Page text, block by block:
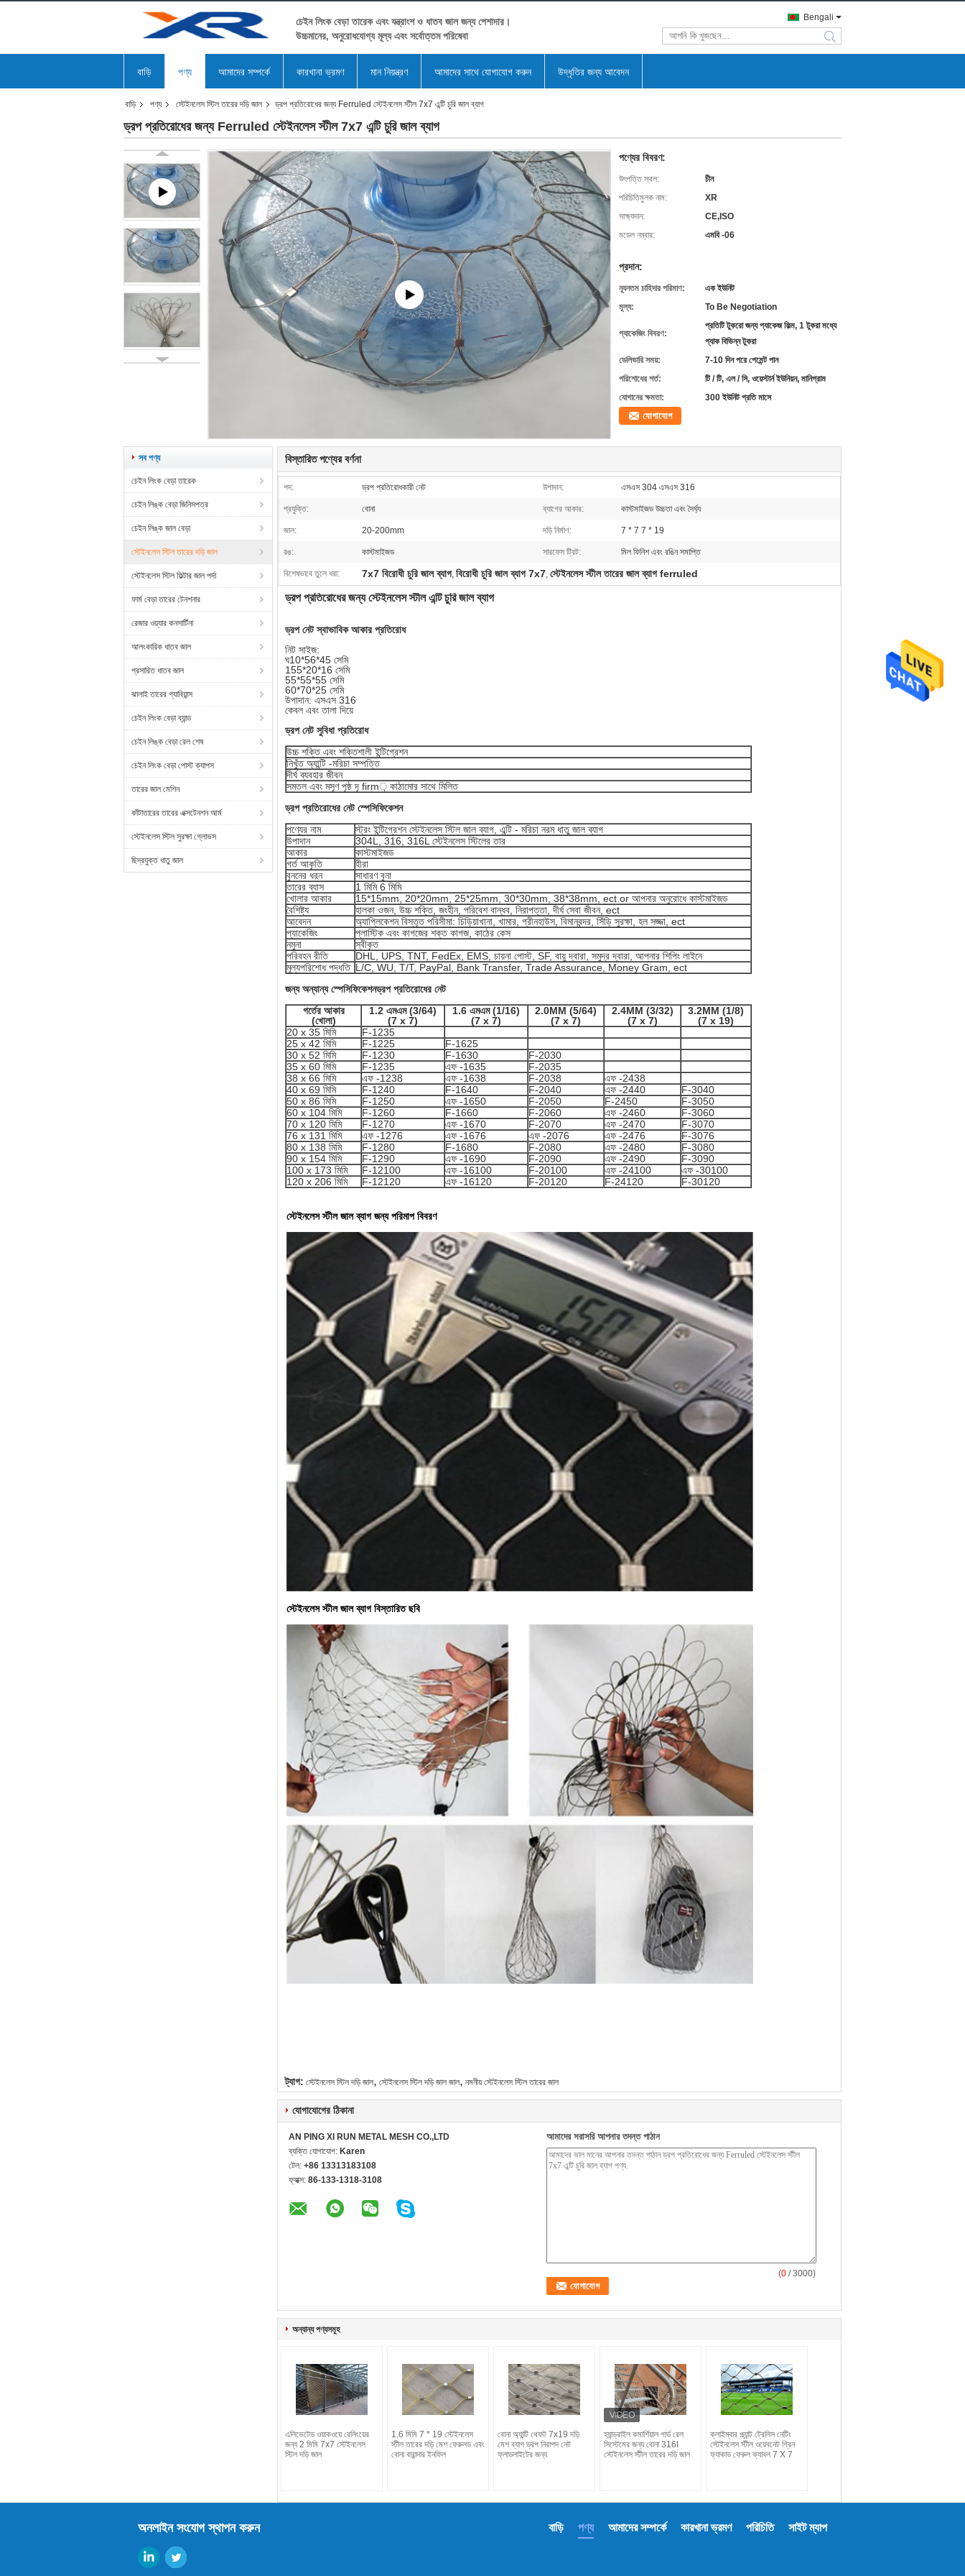
চেইন লিংক বেড়া তারেক এবং যন্ত্রাংশ ও ধাতব জাল জন্য পেশাদার।
উচ্চমানের, অনুরোধযোগ্য মূল্য এবং সর্বোত্তম পরিষেবা
Bengali
search
বাড়ি পণ্য আমাদের সম্পর্কে কারখানা ভ্রমণ মান নিয়ন্ত্রণ আমাদের সাথে যোগাযোগ করুন উদ্ধৃতির জন্য আবেদন
বাড়ি পণ্য স্টেইনলেস স্টিল তারের দড়ি জাল ড্রপ প্রতিরোধের জন্য Ferruled স্টেইনলেস স্টীল 7x7 এন্টি চুরি জাল ব্যাগ
ড্রপ প্রতিরোধের জন্য Ferruled স্টেইনলেস স্টীল 7x7 এন্টি চুরি জাল ব্যাগ
পণ্যের বিবরণ:
উৎপত্তি স্থল:
চীন
পরিচিতিমুলক নাম:
XR
সাক্ষ্যদান:
CE,ISO
মডেল নম্বার:
এমবি -06
প্রদান:
ন্যূনতম চাহিদার পরিমাণ:
এক ইউনিট
মূল্য:
To Be Negotiation
প্যাকেজিং বিবরণ:
প্রতিটি টুকরো জন্য প্যাকেজ ফিল্ম, 1 টুকরা মধ্যে
প্যাক বিভিন্ন টুকরা
ডেলিভারি সময়:
7-10 দিন পরে পেমেন্ট পান
পরিশোধের শর্ত:
টি / টি, এল / সি, ওয়েস্টার্ন ইউনিয়ন, মানিগ্রাম
যোগানের ক্ষমতা:
300 ইউনিট প্রতি মাসে
যোগাযোগ
সব পণ্য
চেইন লিংক বেড়া তারেক
চেইন লিঙ্ক বেড়া জিনিসপত্র
চেইন লিঙ্ক জাল বেড়া
স্টেইনলেস স্টিল তারের দড়ি জাল
স্টেইনলেস স্টিল ফিল্টার জাল পর্দা
ফার্ম বেড়া তারের টেনশনার
রেজার ওয়্যার কনসার্টিনা
আলংকারিক ধাতব জাল
প্রসারিত ধাতব জাল
ঝালাই তারের গ্যাবিয়ান্স
চেইন লিংক বেড়া ব্যান্ড
চেইন লিঙ্ক বেড়া রেল শেষ
চেইন লিংক বেড়া পোস্ট ক্যাপস
তারের জাল মেশিন
কাঁটাতারের তারের এক্সটেনশন আর্ম
স্টেইনলেস স্টিল সুরক্ষা গ্লোভস
ছিদ্রযুক্ত ধাতু জাল
বিস্তারিত পণ্যের বর্ণনা
পদ: ড্রপ প্রতিরোধকারী নেট উপাদান: এসএস 304 এসএস 316
প্রযুক্তি: বোনা ব্যাগের আকার: কাস্টমাইজড উচ্চতা এবং দৈর্ঘ্য
জাল: 20-200mm দড়ি নির্মাণ: 7 * 7 7 * 19
রঙ: কাস্টমাইজড সারফেস ট্রিট: মিল ফিনিশ এবং রঙিন সমাপ্তি
বিশেষভাবে তুলে ধরা: 7x7 বিরোধী চুরি জাল ব্যাগ, বিরোধী চুরি জাল ব্যাগ 7x7, স্টেইনলেস স্টীল তারের জাল ব্যাগ ferruled
ড্রপ প্রতিরোধের জন্য স্টেইনলেস স্টীল এন্টি চুরি জাল ব্যাগ
ড্রপ নেট স্বাভাবিক আকার প্রতিরোধ
নিট সাইজ:
ঘ10*56*45 সেমি
155*20*16 সেমি
55*55*55 সেমি
60*70*25 সেমি
উপাদান: এসএস 316
কেবল এবং তালা দিয়ে
ড্রপ নেট সুবিধা প্রতিরোধ
উচ্চ শক্তি এবং শক্তিশালী ইন্টিগ্রেশন
নিখুঁত অ্যান্টি -মরিচা সম্পত্তি
দীর্ঘ ব্যবহার জীবন
সমতল এবং মসৃণ পৃষ্ঠ দৃ firm় কাঠামোর সাথে মিলিত
ড্রপ প্রতিরোধের নেটস্পেসিফিকেশন
পণ্যের নাম
স্ট্রং ইন্টিগ্রেশন স্টেইনলেস স্টিল জাল ব্যাগ, এন্টি - মরিচা নরম ধাতু জাল ব্যাগ
উপাদান
304L, 316, 316L স্টেইনলেস স্টিলের তার
আকার
কাস্টমাইজড
গর্ত আকৃতি
হীরা
বুননের ধরন
সাধারণ বুনা
তারের ব্যাস
1 মিমি 6 মিমি
খোলার আকার
15*15mm, 20*20mm, 25*25mm, 30*30mm, 38*38mm, ect.or আপনার অনুরোধে কাস্টমাইজড
বৈশিষ্ট্য
হালকা ওজন, উচ্চ শক্তি, জংহীন, পরিবেশ বান্ধব, নিরাপত্তা, দীর্ঘ সেবা জীবন, ect
আবেদন
অ্যাপ্লিকেশন বিস্তৃত পরিসীমা: চিড়িয়াখানা, খামার, গ্রীনহাউস, বিমানবন্দর, সিঁড়ি সুরক্ষা, হল সজ্জা, ect
প্যাকেজিং
প্লাস্টিক এবং কাগজের শক্ত কাগজ, কাঠের কেস
নমুনা
স্বীকৃত
পরিবহন রীতি
DHL, UPS, TNT, FedEx, EMS, চায়না পোস্ট, SF, বায়ু দ্বারা, সমুদ্র দ্বারা, আপনার শিপিং লাইনে
মূল্যপরিশোধ পদ্ধতি L/C, WU, T/T, PayPal, Bank Transfer, Trade Assurance, Money Gram, ect
জন্য অন্যান্য স্পেসিফিকেশনড্রপ প্রতিরোধের নেট
গর্তের আকার
(খোলা)
1.2 এমএম (3/64)
(7 x 7)
1.6 এমএম (1/16)
(7 x 7)
2.0MM (5/64)
(7 x 7)
2.4MM (3/32)
(7 x 7)
3.2MM (1/8)
(7 x 19)
20 x 35 মিমি
F-1235
25 x 42 মিমি
F-1225
F-1625
30 x 52 মিমি
F-1230 F-1630
F-2030
35 x 60 মিমি
F-1235 এফ -1635
F-2035
38 x 66 মিমি
এফ -1238 এফ -1638 F-2038
এফ -2438
40 x 69 মিমি
F-1240 F-1640 F-2040 এফ -2440
F-3040
50 x 86 মিমি
F-1250 এফ -1650 F-2050 F-2450
F-3050
60 x 104 মিমি
F-1260 F-1660 F-2060 এফ -2460
F-3060
70 x 120 মিমি
F-1270 এফ -1670 F-2070 এফ -2470
F-3070
76 x 131 মিমি
এফ -1276 এফ -1676 এফ -2076 এফ -2476
F-3076
80 x 138 মিমি
F-1280 F-1680 F-2080 এফ -2480
F-3080
90 x 154 মিমি
F-1290 এফ -1690 F-2090 এফ -2490
F-3090
100 x 173 মিমি
F-12100 এফ -16100 F-20100 এফ -24100
এফ -30100
120 x 206 মিমি
F-12120 এফ -16120 F-20120 F-24120 F-30120
স্টেইনলেস স্টীল জাল ব্যাগ জন্য পরিমাপ বিবরণ
স্টেইনলেস স্টীল জাল ব্যাগ বিস্তারিত ছবি
ট্যাগ: স্টেইনলেস স্টিল দড়ি জাল, স্টেইনলেস স্টিল দড়ি জাল জাল, নমনীয় স্টেইনলেস স্টিল তারের জাল
যোগাযোগের ঠিকানা
AN PING XI RUN METAL MESH CO.,LTD
ব্যক্তি যোগাযোগ: Karen
টেল: +86 13313183108
ফ্যাক্স: 86-133-1318-3108
আমাদের সরাসরি আপনার তদন্ত পাঠান
(0 / 3000)
অন্যান্য পণ্যসমূহ
এলিভেটেড ওয়াকওয়ে রেলিংয়ের
জন্য 2 মিমি 7x7 স্টেইনলেস
স্টিল দড়ি জাল
1.6 মিমি 7 * 19 স্টেইনলেস
স্টীল তারের দড়ি মেশ ফেরুলড এবং
বোনা বারান্দার ইনফিল
বোনা অ্যান্টি থেফট 7x19 দড়ি
মেশ ব্যাগ ড্রপ নিরাপদ নেট
ফ্লাডলাইটের জন্য
হ্যান্ড্রাইল কমার্শিয়াল গার্ড রেল
সিস্টেমের জন্য বোনা 316l
স্টেইনলেস স্টীল তারের দড়ি জাল
ক্লাইম্বার প্ল্যান্ট ট্রেলিস নেটিং
স্টেইনলেস স্টীল ওয়েবনেট গ্রিন
ফ্যাকাড ফেরুল ক্যাবল 7 X 7
অনলাইন সংযোগ স্থাপন করুন সাইট ম্যাপ
পরিচিতি
কারখানা ভ্রমণ
আমাদের সম্পর্কে
পণ্য
বাড়ি